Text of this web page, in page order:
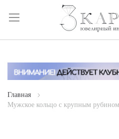
Skip
Content
Главная
Мужское кольцо с крупным